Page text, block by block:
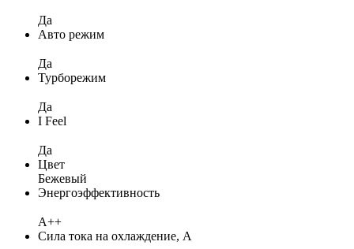
Да
Авто режим
Да
Турборежим
Да
I Feel
Да
Цвет
Бежевый
Энергоэффективность
A++
Сила тока на охлаждение, А